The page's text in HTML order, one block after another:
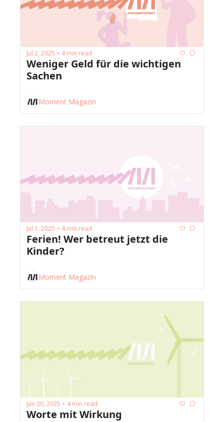
Jul 2, 2025 • 4 min read
Weniger Geld für die wichtigen
Sachen
Moment Magazin
Jul 1, 2025 • 4 min read
Ferien! Wer betreut jetzt die
Kinder?
Moment Magazin
Jun 30, 2025 • 4 min read
Worte mit Wirkung